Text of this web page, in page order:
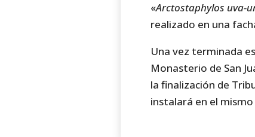
«Arctostaphylos uva-
realizado en una
Una vez terminada
Monasterio de San
la finalización de
instalará en el mismo